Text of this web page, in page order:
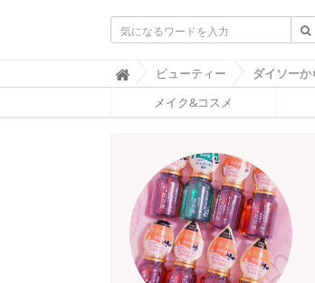
ふ
ぉ
ち
O
R
T
U
N
ビューティー
メイク&コスメ